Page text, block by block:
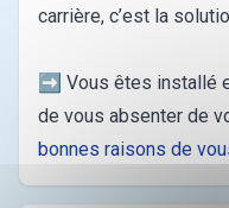
carrière, c’est la
➡️ Vous êtes installé
de vous absenter de
bonnes raisons de